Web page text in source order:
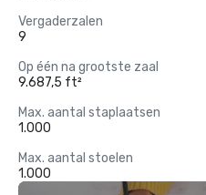
Vergaderzalen
9
Op één na grootste zaal
9.687,5 ft²
Max. aantal staplaatsen
1.000
Max. aantal stoelen
1.000